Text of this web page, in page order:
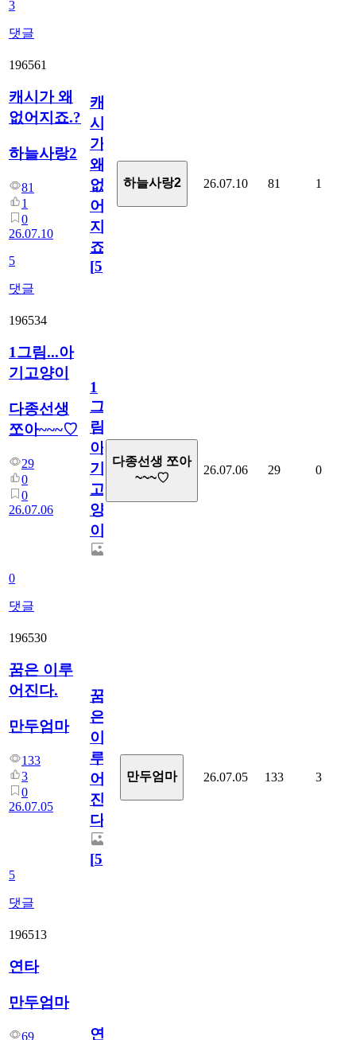
3
댓글
196561
캐시가 왜
없어지죠.?
하늘사랑2
81
1
0
26.07.10
5
댓글
캐
시
가
왜
없
어
지
죠.?
[5]
하늘사랑2 26.07.10 81 1
196534
1그림...아
기고양이
다종선생
쪼아~~~♡
29
0
0
26.07.06
0
댓글
1
그
림...
아
기
고
양
이
다종선생 쪼아
~~~♡
26.07.06 29 0
196530
꿈은 이루
어진다.
만두엄마
133
3
0
26.07.05
5
댓글
꿈
은
이
루
어
진
다.
[5]
만두엄마 26.07.05 133 3
196513
연타
만두엄마
69 연